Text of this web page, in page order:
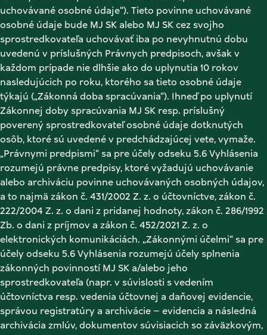
uchovávané osobné údaje“). Tieto povinne uchovávané
osobné údaje bude MJ SK alebo MJ SK cez svojho
sprostredkovateľa uchovávať iba po nevyhnutnú dobu
uvedenú v príslušných Právnych predpisoch, avšak v
každom prípade nie dlhšie ako do uplynutia 10 rokov
nasledujúcich po roku, ktorého sa tieto osobné údaje
týkajú („Zákonná doba spracúvania“). Ihneď po uplynutí
Zákonnej doby spracúvania MJ SK resp. príslušný
poverený sprostredkovateľ osobné údaje dotknutých
osôb, ktoré sú uvedené v predchádzajúcej vete, vymaže.
„Právnymi predpismi“ sa pre účely odseku 5.6 Vyhlásenia
rozumejú právne predpisy, ktoré vyžadujú uchovávanie
alebo archiváciu povinne uchovávaných osobných údajov,
a to najmä zákon č. 431/2002 Z. z. o účtovníctve, zákon č.
222/2004 Z. z. o dani z pridanej hodnoty, zákon č. 286/1992
Zb. o dani z príjmov a zákon č. 452/2021 Z. z. o
elektronických komunikáciách. „Zákonnými účelmi“ sa pre
účely odseku 5.6 Vyhlásenia rozumejú účely splnenia
zákonných povinností MJ SK a/alebo jeho
sprostredkovateľa (napr. v súvislosti s vedením
účtovníctva resp. vedenia účtovnej a daňovej evidencie,
správou registratúry a archivácie – evidencia a následná
archivácia zmlúv, dokumentov súvisiacich so záväzkovým,